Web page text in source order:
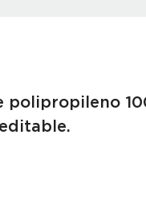
polipropileno